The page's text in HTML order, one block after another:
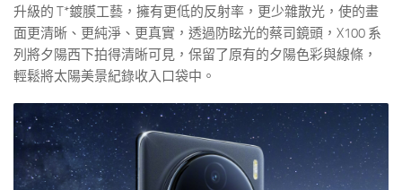
升級的 T*鍍膜工藝，擁有更低的反射率，更少雜散光，使的畫
面更清晰、更純淨、更真實，透過防眩光的蔡司鏡頭，X100 系
列將夕陽西下拍得清晰可見，保留了原有的夕陽色彩與線條，
輕鬆將太陽美景紀錄收入口袋中。